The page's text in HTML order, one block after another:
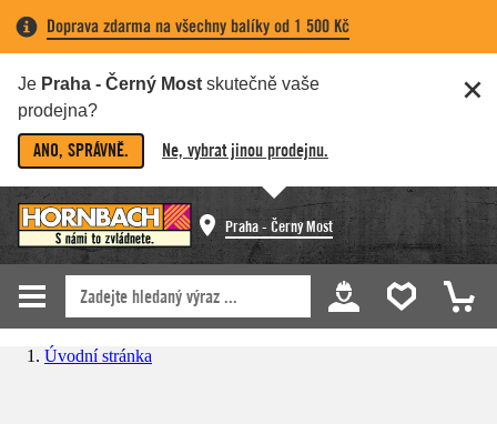
Doprava zdarma na všechny balíky od 1 500 Kč
Je Praha - Černý Most skutečně vaše
prodejna?
ANO, SPRÁVNĚ. Ne, vybrat jinou prodejnu.
Praha - Černý Most
Úvodní stránka